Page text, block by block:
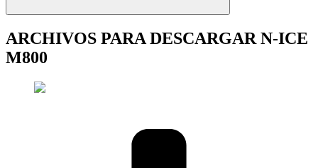
ARCHIVOS PARA DESCARGAR N-ICE
M800